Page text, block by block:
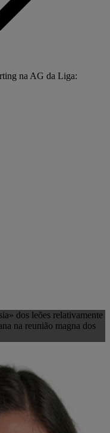
na AG da Liga:
dos leões relativamente
na reunião magna dos